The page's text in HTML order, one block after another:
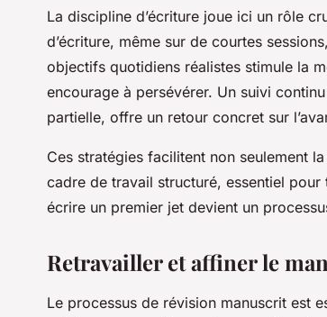
La discipline d’écriture joue ici un rôle
d’écriture, même sur de courtes
objectifs quotidiens réalistes stimule la
encourage à persévérer. Un suivi
partielle, offre un retour concret sur
Ces stratégies facilitent non seulement
cadre de travail structuré, essentiel
écrire un premier jet devient un
Retravailler et affiner le
Le processus de révision manuscrit est